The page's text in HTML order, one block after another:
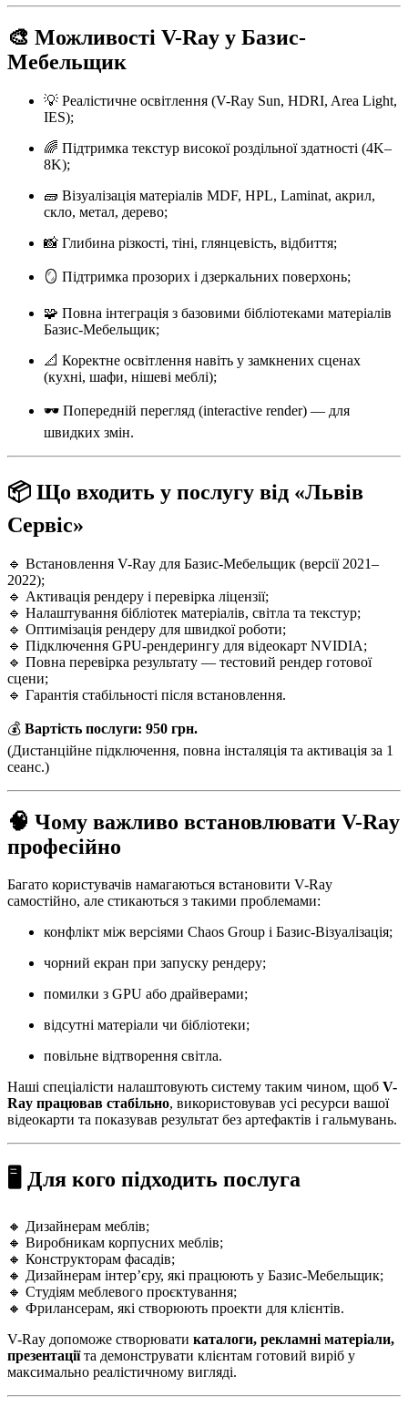
🎨 Можливості V-Ray у Базис-
Мебельщик
💡 Реалістичне освітлення (V-Ray Sun, HDRI, Area Light,
IES);
🌈 Підтримка текстур високої роздільної здатності (4K–
8K);
🧱 Візуалізація матеріалів MDF, HPL, Laminat, акрил,
скло, метал, дерево;
📸 Глибина різкості, тіні, глянцевість, відбиття;
🪞 Підтримка прозорих і дзеркальних поверхонь;
🧩 Повна інтеграція з базовими бібліотеками матеріалів
Базис-Мебельщик;
📐 Коректне освітлення навіть у замкнених сценах
(кухні, шафи, нішеві меблі);
🕶️ Попередній перегляд (interactive render) — для
швидких змін.
📦 Що входить у послугу від «Львів
Сервіс»
🔹 Встановлення V-Ray для Базис-Мебельщик (версії 2021–
2022);
🔹 Активація рендеру і перевірка ліцензії;
🔹 Налаштування бібліотек матеріалів, світла та текстур;
🔹 Оптимізація рендеру для швидкої роботи;
🔹 Підключення GPU-рендерингу для відеокарт NVIDIA;
🔹 Повна перевірка результату — тестовий рендер готової
сцени;
🔹 Гарантія стабільності після встановлення.
💰 Вартість послуги: 950 грн.
(Дистанційне підключення, повна інсталяція та активація за 1
сеанс.)
🧠 Чому важливо встановлювати V-Ray
професійно
Багато користувачів намагаються встановити V-Ray
самостійно, але стикаються з такими проблемами:
конфлікт між версіями Chaos Group і Базис-Візуалізація;
чорний екран при запуску рендеру;
помилки з GPU або драйверами;
відсутні матеріали чи бібліотеки;
повільне відтворення світла.
Наші спеціалісти налаштовують систему таким чином, щоб V-
Ray працював стабільно, використовував усі ресурси вашої
відеокарти та показував результат без артефактів і гальмувань.
🖥️ Для кого підходить послуга
🔸 Дизайнерам меблів;
🔸 Виробникам корпусних меблів;
🔸 Конструкторам фасадів;
🔸 Дизайнерам інтер’єру, які працюють у Базис-Мебельщик;
🔸 Студіям меблевого проєктування;
🔸 Фрилансерам, які створюють проекти для клієнтів.
V-Ray допоможе створювати каталоги, рекламні матеріали,
презентаціїта демонструвати клієнтам готовий виріб у
максимально реалістичному вигляді.